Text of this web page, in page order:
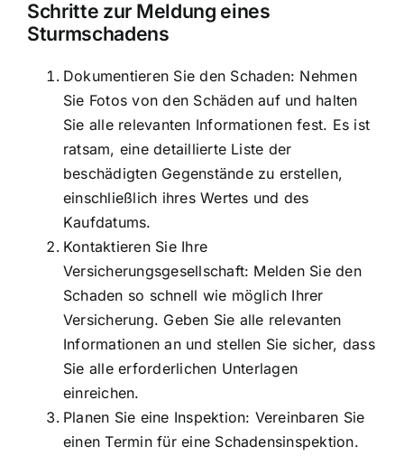
Schritte zur Meldung eines
Sturmschadens
Dokumentieren Sie den Schaden: Nehmen
Sie Fotos von den Schäden auf und halten
Sie alle relevanten Informationen fest. Es ist
ratsam, eine detaillierte Liste der
beschädigten Gegenstände zu erstellen,
einschließlich ihres Wertes und des
Kaufdatums.
Kontaktieren Sie Ihre
Versicherungsgesellschaft: Melden Sie den
Schaden so schnell wie möglich Ihrer
Versicherung. Geben Sie alle relevanten
Informationen an und stellen Sie sicher, dass
Sie alle erforderlichen Unterlagen
einreichen.
Planen Sie eine Inspektion: Vereinbaren Sie
einen Termin für eine Schadensinspektion.